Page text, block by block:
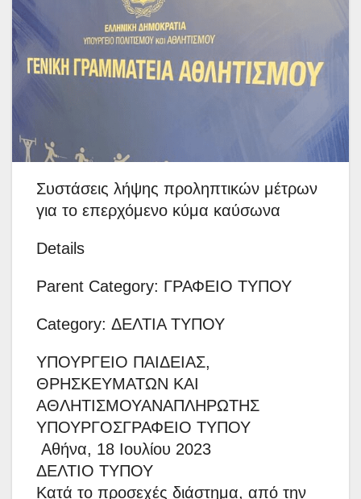
Συστάσεις λήψης προληπτικών μέτρων
για το επερχόμενο κύμα καύσωνα
Details
Parent Category: ΓΡΑΦΕΙΟ ΤΥΠΟΥ
Category: ΔΕΛΤΙΑ ΤΥΠΟΥ
ΥΠΟΥΡΓΕΙΟ ΠΑΙΔΕΙΑΣ,
ΘΡΗΣΚΕΥΜΑΤΩΝ ΚΑΙ
ΑΘΛΗΤΙΣΜΟΥΑΝΑΠΛΗΡΩΤΗΣ
ΥΠΟΥΡΓΟΣΓΡΑΦΕΙΟ ΤΥΠΟΥ
Αθήνα, 18 Ιουλίου 2023
ΔΕΛΤΙΟ ΤΥΠΟΥ
Κατά το προσεχές διάστημα, από την